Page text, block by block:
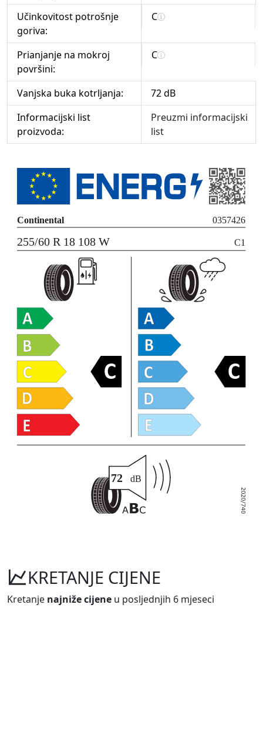
Učinkovitost potrošnje
goriva:
C
Prianjanje na mokroj
površini:
C
Vanjska buka kotrljanja:
72 dB
Informacijski list
proizvoda:
Preuzmi informacijski
list
KRETANJE CIJENE
Kretanje najniže cijene u posljednjih 6 mjeseci